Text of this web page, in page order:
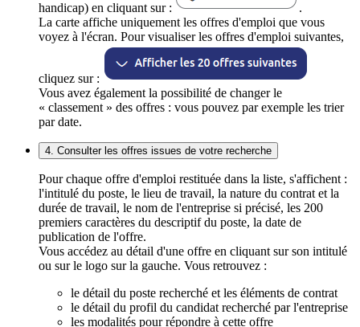
handicap) en cliquant sur :
.
La carte affiche uniquement les offres d'emploi que vous
voyez à l'écran. Pour visualiser les offres d'emploi suivantes,
cliquez sur :
Vous avez également la possibilité de changer le
« classement » des offres : vous pouvez par exemple les trier
par date.
4. Consulter les offres issues de votre recherche
Pour chaque offre d'emploi restituée dans la liste, s'affichent :
l'intitulé du poste, le lieu de travail, la nature du contrat et la
durée de travail, le nom de l'entreprise si précisé, les 200
premiers caractères du descriptif du poste, la date de
publication de l'offre.
Vous accédez au détail d'une offre en cliquant sur son intitulé
ou sur le logo sur la gauche. Vous retrouvez :
le détail du poste recherché et les éléments de contrat
le détail du profil du candidat recherché par l'entreprise
les modalités pour répondre à cette offre